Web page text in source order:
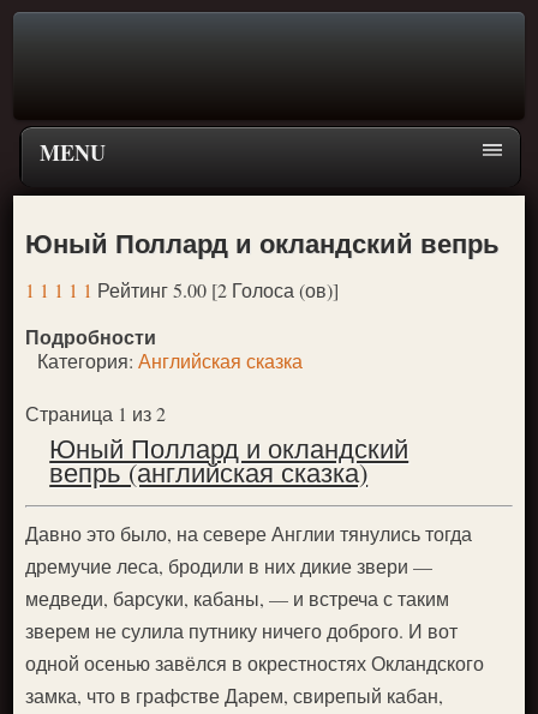
MENU
Главная страница
Поиск
ПЕРЕЙТИ К ГЛАВНОМУ МЕНЮ СКАЗОК
Новое
Юный Поллард и окландский вепрь
1 1 1 1 1 Рейтинг 5.00 [2 Голоса (ов)]
Подробности
Категория:Английская сказка
Страница 1 из 2
Юный Поллард и окландский
вепрь (английская сказка)
Давно это было, на севере Англии тянулись тогда
дремучие леса, бродили в них дикие звери —
медведи, барсуки, кабаны, — и встреча с таким
зверем не сулила путнику ничего доброго. И вот
одной осенью завёлся в окрестностях Окландского
замка, что в графстве Дарем, свирепый кабан,